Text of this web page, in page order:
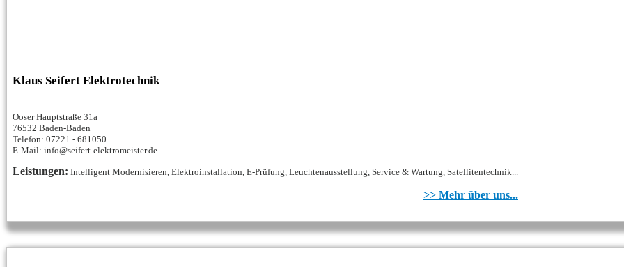
Klaus Seifert Elektrotechnik
Ooser Hauptstraße 31a
76532 Baden-Baden
Telefon: 07221 - 681050
E-Mail: info@seifert-elektromeister.de
Leistungen: Intelligent Modernisieren, Elektroinstallation, E-Prüfung, Leuchtenausstellung, Service & Wartung, Satellitentechnik...
>> Mehr über uns...